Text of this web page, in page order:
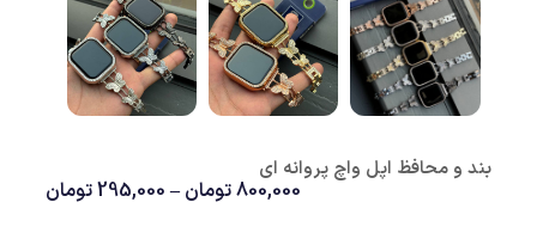
بند و محافظ اپل واچ پروانه ای
800,000تومان–
295,000تومان